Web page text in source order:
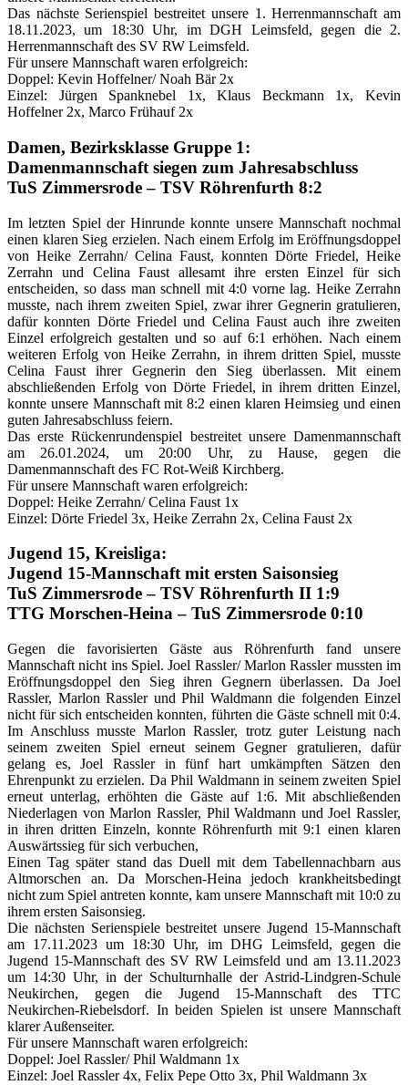
Das nächste Serienspiel bestreitet unsere 1. Herrenmannschaft am
18.11.2023, um 18:30 Uhr, im DGH Leimsfeld, gegen die 2.
Herrenmannschaft des SV RW Leimsfeld.
Für unsere Mannschaft waren erfolgreich:
Doppel: Kevin Hoffelner/ Noah Bär 2x
Einzel: Jürgen Spanknebel 1x, Klaus Beckmann 1x, Kevin
Hoffelner 2x, Marco Frühauf 2x
Damen, Bezirksklasse Gruppe 1:
Damenmannschaft siegen zum Jahresabschluss
TuS Zimmersrode – TSV Röhrenfurth 8:2
Im letzten Spiel der Hinrunde konnte unsere Mannschaft nochmal
einen klaren Sieg erzielen. Nach einem Erfolg im Eröffnungsdoppel
von Heike Zerrahn/ Celina Faust, konnten Dörte Friedel, Heike
Zerrahn und Celina Faust allesamt ihre ersten Einzel für sich
entscheiden, so dass man schnell mit 4:0 vorne lag. Heike Zerrahn
musste, nach ihrem zweiten Spiel, zwar ihrer Gegnerin gratulieren,
dafür konnten Dörte Friedel und Celina Faust auch ihre zweiten
Einzel erfolgreich gestalten und so auf 6:1 erhöhen. Nach einem
weiteren Erfolg von Heike Zerrahn, in ihrem dritten Spiel, musste
Celina Faust ihrer Gegnerin den Sieg überlassen. Mit einem
abschließenden Erfolg von Dörte Friedel, in ihrem dritten Einzel,
konnte unsere Mannschaft mit 8:2 einen klaren Heimsieg und einen
guten Jahresabschluss feiern.
Das erste Rückenrundenspiel bestreitet unsere Damenmannschaft
am 26.01.2024, um 20:00 Uhr, zu Hause, gegen die
Damenmannschaft des FC Rot-Weiß Kirchberg.
Für unsere Mannschaft waren erfolgreich:
Doppel: Heike Zerrahn/ Celina Faust 1x
Einzel: Dörte Friedel 3x, Heike Zerrahn 2x, Celina Faust 2x
Jugend 15, Kreisliga:
Jugend 15-Mannschaft mit ersten Saisonsieg
TuS Zimmersrode – TSV Röhrenfurth II 1:9
TTG Morschen-Heina – TuS Zimmersrode 0:10
Gegen die favorisierten Gäste aus Röhrenfurth fand unsere
Mannschaft nicht ins Spiel. Joel Rassler/ Marlon Rassler mussten im
Eröffnungsdoppel den Sieg ihren Gegnern überlassen. Da Joel
Rassler, Marlon Rassler und Phil Waldmann die folgenden Einzel
nicht für sich entscheiden konnten, führten die Gäste schnell mit 0:4.
Im Anschluss musste Marlon Rassler, trotz guter Leistung nach
seinem zweiten Spiel erneut seinem Gegner gratulieren, dafür
gelang es, Joel Rassler in fünf hart umkämpften Sätzen den
Ehrenpunkt zu erzielen. Da Phil Waldmann in seinem zweiten Spiel
erneut unterlag, erhöhten die Gäste auf 1:6. Mit abschließenden
Niederlagen von Marlon Rassler, Phil Waldmann und Joel Rassler,
in ihren dritten Einzeln, konnte Röhrenfurth mit 9:1 einen klaren
Auswärtssieg für sich verbuchen,
Einen Tag später stand das Duell mit dem Tabellennachbarn aus
Altmorschen an. Da Morschen-Heina jedoch krankheitsbedingt
nicht zum Spiel antreten konnte, kam unsere Mannschaft mit 10:0 zu
ihrem ersten Saisonsieg.
Die nächsten Serienspiele bestreitet unsere Jugend 15-Mannschaft
am 17.11.2023 um 18:30 Uhr, im DHG Leimsfeld, gegen die
Jugend 15-Mannschaft des SV RW Leimsfeld und am 13.11.2023
um 14:30 Uhr, in der Schulturnhalle der Astrid-Lindgren-Schule
Neukirchen, gegen die Jugend 15-Mannschaft des TTC
Neukirchen-Riebelsdorf. In beiden Spielen ist unsere Mannschaft
klarer Außenseiter.
Für unsere Mannschaft waren erfolgreich:
Doppel: Joel Rassler/ Phil Waldmann 1x
Einzel: Joel Rassler 4x, Felix Pepe Otto 3x, Phil Waldmann 3x